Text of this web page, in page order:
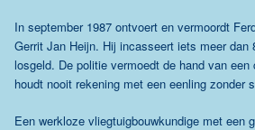
In september 1987 ontvoert en vermoordt
Gerrit Jan Heijn. Hij incasseert iets meer dan
losgeld. De politie vermoedt de hand van
houdt nooit rekening met een eenling zonder
Een werkloze vliegtuigbouwkundige met een